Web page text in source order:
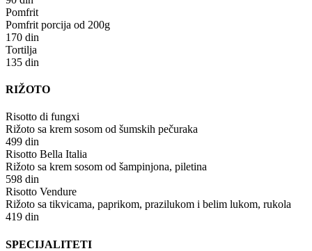
Pomfrit
Pomfrit porcija od 200g
170 din
Tortilja
135 din
RIŽOTO
Risotto di fungxi
Rižoto sa krem sosom od šumskih pečuraka
499 din
Risotto Bella Italia
Rižoto sa krem sosom od šampinjona, piletina
598 din
Risotto Vendure
Rižoto sa tikvicama, paprikom, prazilukom i belim lukom, rukola
419 din
SPECIJALITETI